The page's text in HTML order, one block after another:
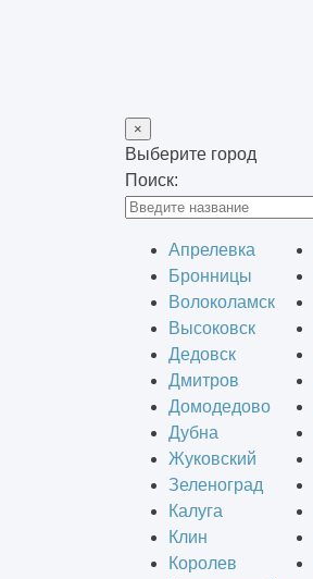
×
Выберите город
Поиск:
Апрелевка
Бронницы
Волоколамск
Высоковск
Дедовск
Дмитров
Домодедово
Дубна
Жуковский
Зеленоград
Калуга
Клин
Королев